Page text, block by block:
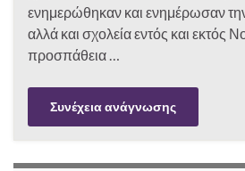
ενημερώθηκαν και ενημέρωσαν
αλλά και σχολεία εντός και εκτός
προσπάθεια …
Συνέχεια ανάγνωσης